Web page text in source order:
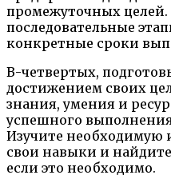
промежуточных целей.
последовательные
конкретные сроки
В-четвертых,
достижением своих
знания, умения и
успешного
Изучите необходимую
свои навыки и
если это необходимо.